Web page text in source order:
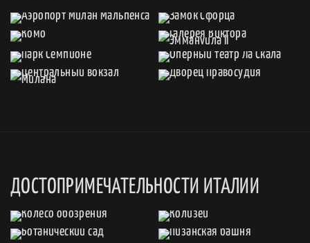
ДОСТОПРИМЕЧАТЕЛЬНОСТИ ИТАЛИИ